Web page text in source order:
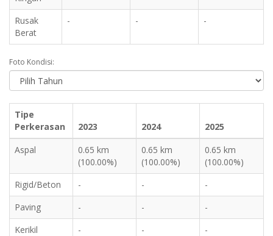
Rusak
Berat
- - -
Foto Kondisi:
Tipe
Perkerasan
2023 2024
2025
Aspal
0.65 km
(100.00%)
0.65 km
(100.00%)
0.65 km
(100.00%)
Rigid/Beton
- -
-
Paving
- -
-
Kerikil
- -
-